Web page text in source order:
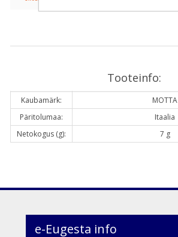
Tooteinfo:
Kaubamärk:
MOTTA
Päritolumaa:
Itaalia
Netokogus (g):
7 g
e-Eugesta info